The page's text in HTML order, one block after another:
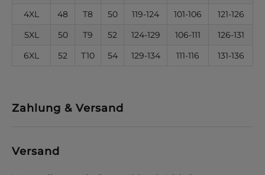
4XL
48 T8 50 119-124 101-106
121-126
5XL
50 T9 52 124-129 106-111
126-131
6XL
52 T10 54 129-134 111-116 131-136
Zahlung & Versand
Versand